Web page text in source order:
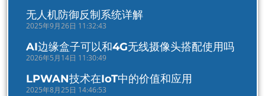
无人机防御反制系统详解
2025年9月26日 11:32:43
AI边缘盒子可以和4G无线摄像头搭配使用吗
2026年5月14日 11:30:49
LPWAN技术在IoT中的价值和应用
2025年8月25日 14:46:53